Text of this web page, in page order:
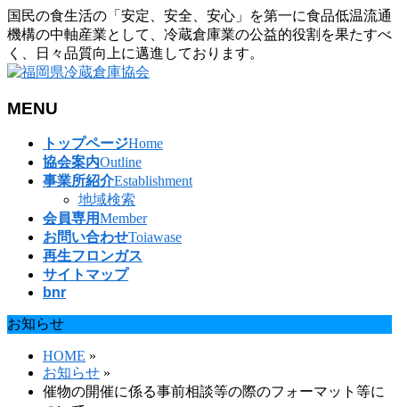
国民の食生活の「安定、安全、安心」を第一に食品低温流通
機構の中軸産業として、冷蔵倉庫業の公益的役割を果たすべ
く、日々品質向上に邁進しております。
MENU
トップページHome
協会案内Outline
事業所紹介Establishment
地域検索
会員専用Member
お問い合わせToiawase
再生フロンガス
サイトマップ
bnr
お知らせ
HOME »
お知らせ »
催物の開催に係る事前相談等の際のフォーマット等に